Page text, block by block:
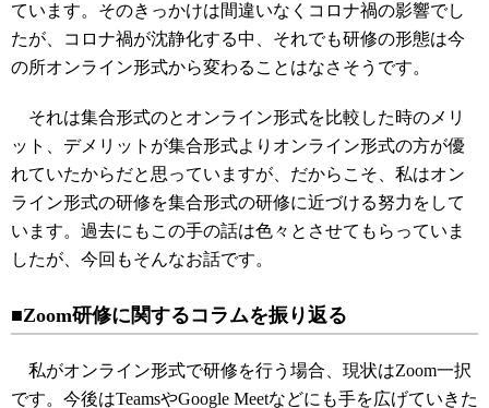
ています。そのきっかけは間違いなくコロナ禍の影響でし
たが、コロナ禍が沈静化する中、それでも研修の形態は今
の所オンライン形式から変わることはなさそうです。
それは集合形式のとオンライン形式を比較した時のメリ
ット、デメリットが集合形式よりオンライン形式の方が優
れていたからだと思っていますが、だからこそ、私はオン
ライン形式の研修を集合形式の研修に近づける努力をして
います。過去にもこの手の話は色々とさせてもらっていま
したが、今回もそんなお話です。
■Zoom研修に関するコラムを振り返る
私がオンライン形式で研修を行う場合、現状はZoom一択
です。今後はTeamsやGoogle Meetなどにも手を広げていきた